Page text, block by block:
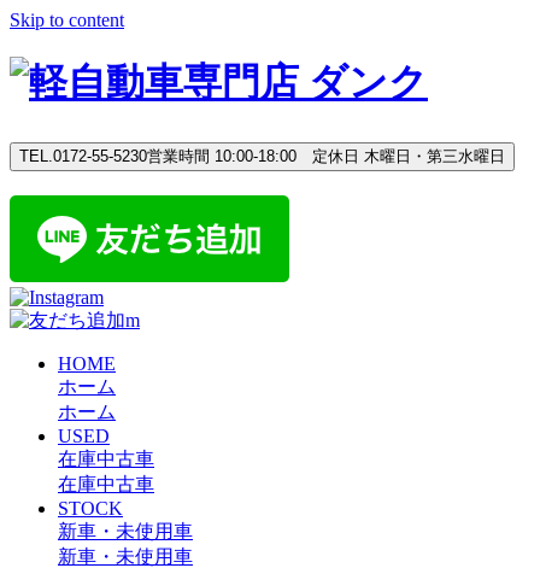
Skip to content
TEL.0172-55-5230営業時間 10:00-18:00 定休日 木曜日・第三水曜日
HOME
ホーム
ホーム
USED
在庫中古車
在庫中古車
STOCK
新車・未使用車
新車・未使用車